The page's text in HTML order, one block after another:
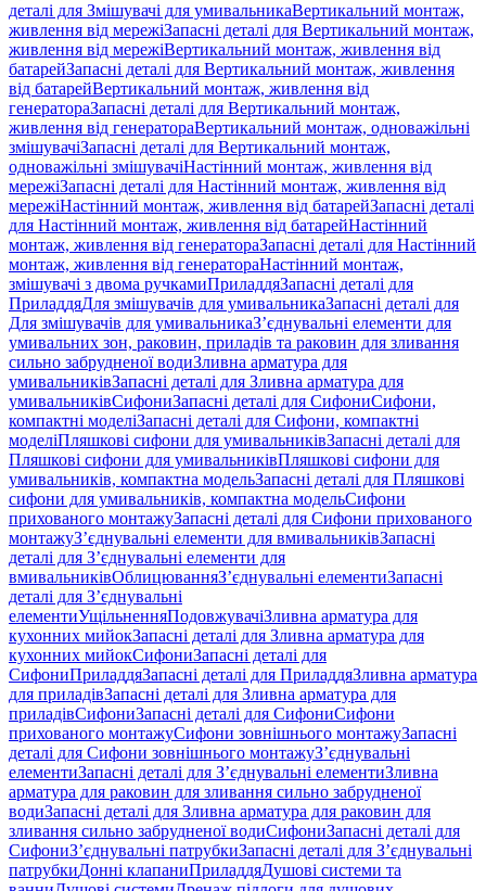
деталі для Змішувачі для умивальникаВертикальний монтаж,
живлення від мережіЗапасні деталі для Вертикальний монтаж,
живлення від мережіВертикальний монтаж, живлення від
батарейЗапасні деталі для Вертикальний монтаж, живлення
від батарейВертикальний монтаж, живлення від
генератораЗапасні деталі для Вертикальний монтаж,
живлення від генератораВертикальний монтаж, одноважільні
змішувачіЗапасні деталі для Вертикальний монтаж,
одноважільні змішувачіНастінний монтаж, живлення від
мережіЗапасні деталі для Настінний монтаж, живлення від
мережіНастінний монтаж, живлення від батарейЗапасні деталі
для Настінний монтаж, живлення від батарейНастінний
монтаж, живлення від генератораЗапасні деталі для Настінний
монтаж, живлення від генератораНастінний монтаж,
змішувачі з двома ручкамиПриладдяЗапасні деталі для
ПриладдяДля змішувачів для умивальникаЗапасні деталі для
Для змішувачів для умивальникаЗ’єднувальні елементи для
умивальних зон, раковин, приладів та раковин для зливання
сильно забрудненої водиЗливна арматура для
умивальниківЗапасні деталі для Зливна арматура для
умивальниківСифониЗапасні деталі для СифониСифони,
компактні моделіЗапасні деталі для Сифони, компактні
моделіПляшкові сифони для умивальниківЗапасні деталі для
Пляшкові сифони для умивальниківПляшкові сифони для
умивальників, компактна модельЗапасні деталі для Пляшкові
сифони для умивальників, компактна модельСифони
прихованого монтажуЗапасні деталі для Сифони прихованого
монтажуЗ’єднувальні елементи для вмивальниківЗапасні
деталі для З’єднувальні елементи для
вмивальниківОблицюванняЗ’єднувальні елементиЗапасні
деталі для З’єднувальні
елементиУщільненняПодовжувачіЗливна арматура для
кухонних мийокЗапасні деталі для Зливна арматура для
кухонних мийокСифониЗапасні деталі для
СифониПриладдяЗапасні деталі для ПриладдяЗливна арматура
для приладівЗапасні деталі для Зливна арматура для
приладівСифониЗапасні деталі для СифониСифони
прихованого монтажуСифони зовнішнього монтажуЗапасні
деталі для Сифони зовнішнього монтажуЗ’єднувальні
елементиЗапасні деталі для З’єднувальні елементиЗливна
арматура для раковин для зливання сильно забрудненої
водиЗапасні деталі для Зливна арматура для раковин для
зливання сильно забрудненої водиСифониЗапасні деталі для
СифониЗ’єднувальні патрубкиЗапасні деталі для З’єднувальні
патрубкиДонні клапаниПриладдяДушові системи та